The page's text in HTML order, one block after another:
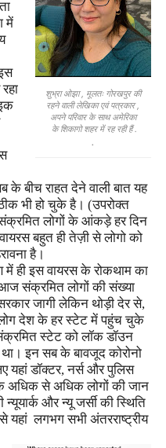
शुभ्रा ओझा , मूलतः गोरखपुर की
रहने वाली लेखिका एवं पत्रकार ,
अपने परिवार के साथ अमेरिका
के शिकागो शहर में रह रही हैं .
.
में
के बीच राहत देने वाली बात यह
भी हो चुके है। (उपरोक्त
लोगों के आंकड़े हर दिन
बहुत ही तेज़ी से लोगो को
है।
ही इस वायरस के रोकथाम का
संक्रमित लोगों की संख्या
जागी लेकिन थोड़ी देर से,
देश के हर स्टेट में पहुंच चुके
स्टेट को लॉक डॉउन
था। इन सब के बावजूद कोरोनो
यहां डॉक्टर,नर्स और पुलिस
अधिक से अधिक लोगों की जान
और न्यू जर्सी की स्थिति
यहां लगभग सभी अंतरराष्ट्रीय